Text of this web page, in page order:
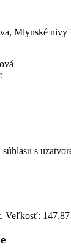
Mlynské nivy
s
Veľkosť: